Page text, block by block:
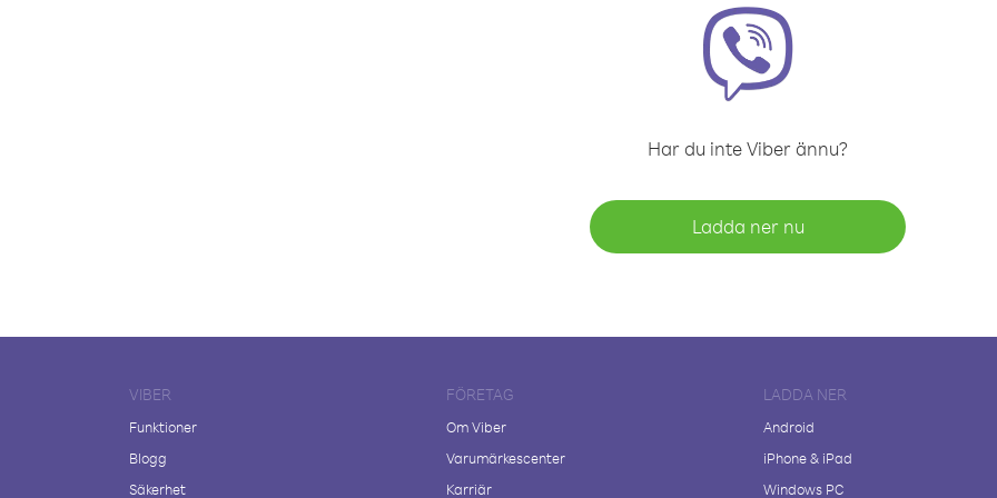
Har du inte Viber ännu?
Ladda ner nu
VIBER
Funktioner
Blogg
Säkerhet
FÖRETAG
Om Viber
Varumärkescenter
Karriär
LADDA NER
Android
iPhone & iPad
Windows PC